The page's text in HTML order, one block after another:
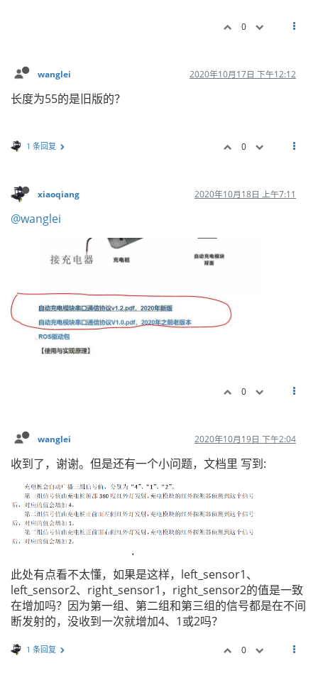
0
wanglei 2020年10月17日 下午12:12
长度为55的是旧版的？
1 条回复 0
xiaoqiang 2020年10月18日 上午7:11
@wanglei
0
wanglei 2020年10月19日 下午2:04
收到了，谢谢。但是还有一个小问题，文档里 写到:
此处有点看不太懂，如果是这样，left_sensor1、
left_sensor2、right_sensor1，right_sensor2的值是一致
在增加吗？因为第一组、第二组和第三组的信号都是在不间
断发射的，没收到一次就增加4、1或2吗？
1 条回复 0